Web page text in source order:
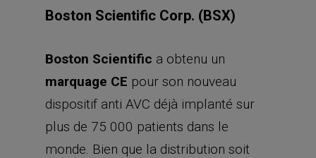
Boston Scientific Corp. (BSX)
Boston Scientific a obtenu un
marquage CE pour son nouveau
dispositif anti AVC déjà implanté sur
plus de 75 000 patients dans le
monde. Bien que la distribution soit